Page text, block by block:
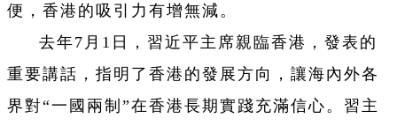
便，香港的吸引力有增無減。
去年7月1日，習近平主席親臨香港，發表的
重要講話，指明了香港的發展方向，讓海內外各
界對“一國兩制”在香港長期實踐充滿信心。習主